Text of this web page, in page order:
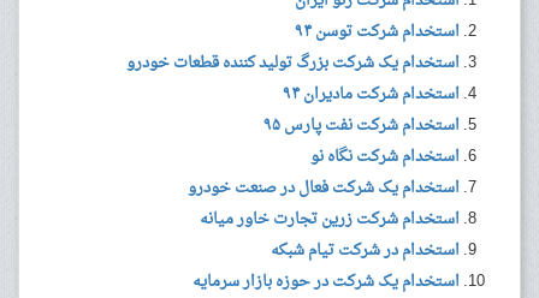
استخدام شرکت توسن ۹۴
استخدام یک شرکت بزرگ تولید کننده قطعات خودرو
استخدام شرکت مادیران ۹۴
استخدام شرکت نفت پارس ۹۵
استخدام شرکت نگاه نو
استخدام یک شرکت فعال در صنعت خودرو
استخدام شرکت زرین تجارت خاور میانه
استخدام در شرکت تیام شبکه
استخدام یک شرکت در حوزه بازار سرمایه